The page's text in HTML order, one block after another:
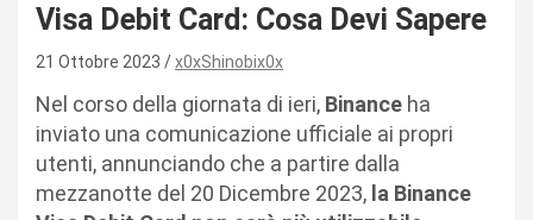
Visa Debit Card: Cosa Devi Sapere
21 Ottobre 2023 x0xShinobix0x
Nel corso della giornata di ieri, Binance ha
inviato una comunicazione ufficiale ai propri
utenti, annunciando che a partire dalla
mezzanotte del 20 Dicembre 2023, la Binance